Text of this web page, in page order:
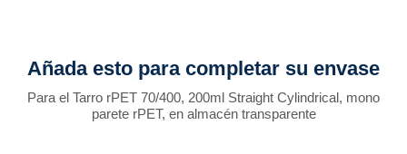
Añada esto para completar su envase
Para el Tarro rPET 70/400, 200ml Straight Cylindrical, mono
parete rPET, en almacén transparente